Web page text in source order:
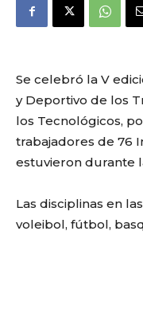
Se celebró la V
y Deportivo de los
los Tecnológicos,
trabajadores de 76
estuvieron durante
Las disciplinas en
voleibol, fútbol,